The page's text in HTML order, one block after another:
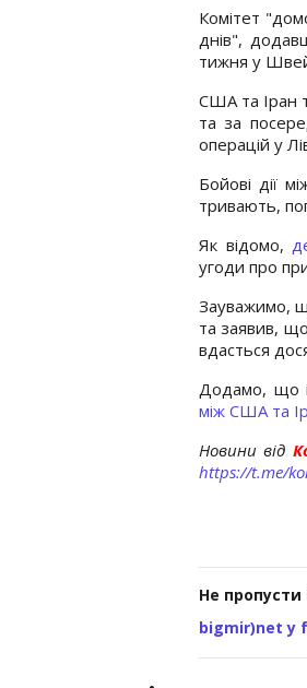
Комітет
днів",
тижня у
США та Іран
та за
операцій у
Бойові дії
тривають,
Як відомо,
угоди про
Зауважимо,
та заявив,
вдасться
Додамо, що
між США та
Новини від
https://t.me/
Не пропусти
bigmir)net у